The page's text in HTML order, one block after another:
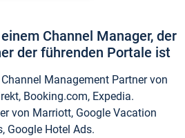
Channel Manager, der
der führenden Portale ist
Management Partner von
Booking.com, Expedia.
von Marriott, Google Vacation
Google Hotel Ads.